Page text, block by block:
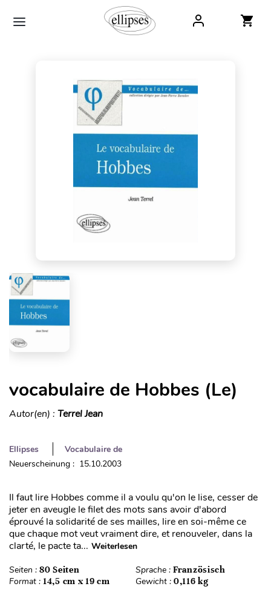
vocabulaire de Hobbes (Le)
Autor(en) : Terrel Jean
Ellipses
Vocabulaire de
Neuerscheinung : 15.10.2003
Il faut lire Hobbes comme il a voulu qu'on le lise, cesser de
jeter en aveugle le filet des mots sans avoir d'abord
éprouvé la solidarité de ses mailles, lire en soi-même ce
que chaque mot veut vraiment dire, et renouveler, dans la
clarté, le pacte ta... Weiterlesen
Seiten : 80 Seiten Sprache : Französisch
Format : 14,5 cm x 19 cm Gewicht : 0,116 kg